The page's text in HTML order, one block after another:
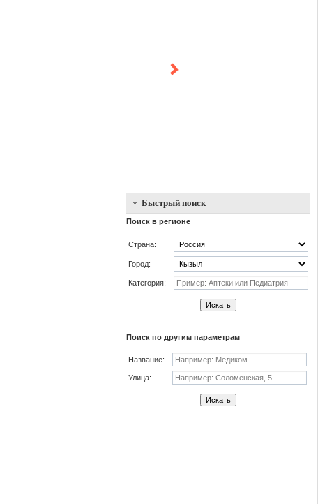
Быстрый поиск
Поиск в регионе
Страна:
Город:
Категория:
Искать
Поиск по другим параметрам
Название:
Улица:
Искать